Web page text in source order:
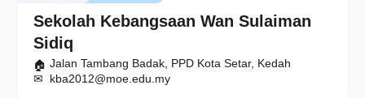
Sekolah Kebangsaan Wan Sulaiman
Sidiq
Jalan Tambang Badak, PPD Kota Setar, Kedah
kba2012@moe.edu.my